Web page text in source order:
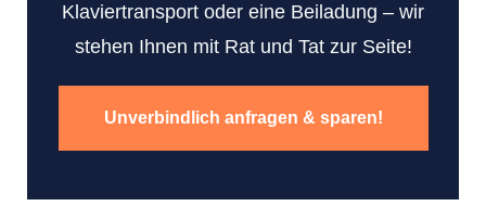
Klaviertransport oder eine Beiladung – wir
stehen Ihnen mit Rat und Tat zur Seite!
Unverbindlich anfragen & sparen!